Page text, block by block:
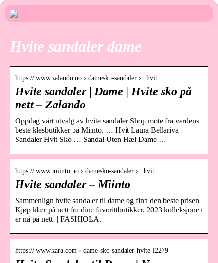
Hvite sandaler dame
https:// www.zalando.no › damesko-sandaler › _hvit
Hvite sandaler | Dame | Hvite sko på
nett – Zalando
Oppdag vårt utvalg av hvite sandaler Shop mote fra verdens
beste klesbutikker på Miinto. … Hvit Laura Bellariva
Sandaler Hvit Sko … Sandal Uten Hæl Dame …
https:// www.miinto.no › damesko-sandaler › _hvit
Hvite sandaler – Miinto
Sammenlign hvite sandaler til dame og finn den beste prisen.
Kjøp klær på nett fra dine favorittbutikker. 2023 kolleksjonen
er nå på nett! | FASHIOLA.
https:// www.zara.com › dame-sko-sandaler-hvite-l2279